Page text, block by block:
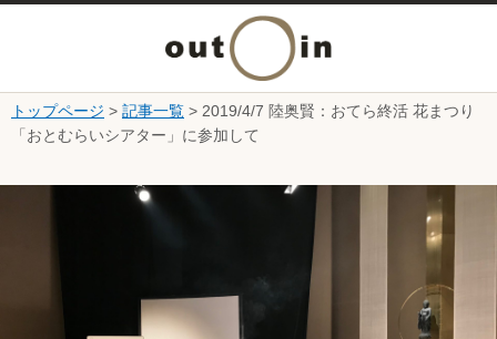
本文へ
ニ
ュ
トップページ > 記事一覧 > 2019/4/7 陸奥賢：おてら終活 花まつり
「おとむらいシアター」に参加して